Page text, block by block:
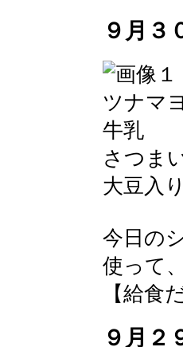
９月３
ツナマ
牛乳
さつま
大豆入
今日の
使って
【給食
９月２